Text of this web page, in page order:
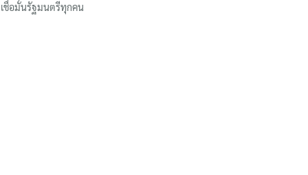
เชื่อมั่นรัฐมนตรีทุกคน